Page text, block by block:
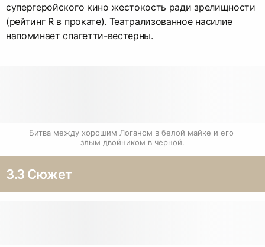
супергеройского кино жестокость ради зрелищности
(рейтинг R в прокате). Театрализованное насилие
напоминает спагетти-вестерны.
Битва между хорошим Логаном в белой майке и его
злым двойником в черной.
3.3 Сюжет